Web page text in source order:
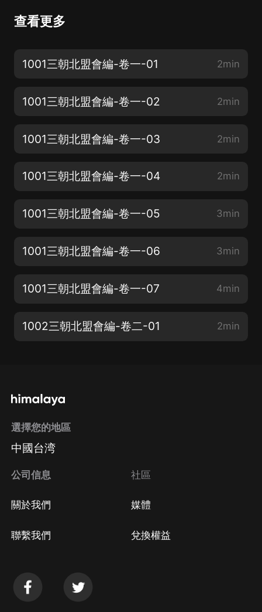
查看更多
1001三朝北盟會編-卷一-01 2min
1001三朝北盟會編-卷一-02 2min
1001三朝北盟會編-卷一-03 2min
1001三朝北盟會編-卷一-04 2min
1001三朝北盟會編-卷一-05 3min
1001三朝北盟會編-卷一-06 3min
1001三朝北盟會編-卷一-07 4min
1002三朝北盟會編-卷二-01 2min
選擇您的地區
中國台湾
公司信息
關於我們
聯繫我們
社區
媒體
兌換權益